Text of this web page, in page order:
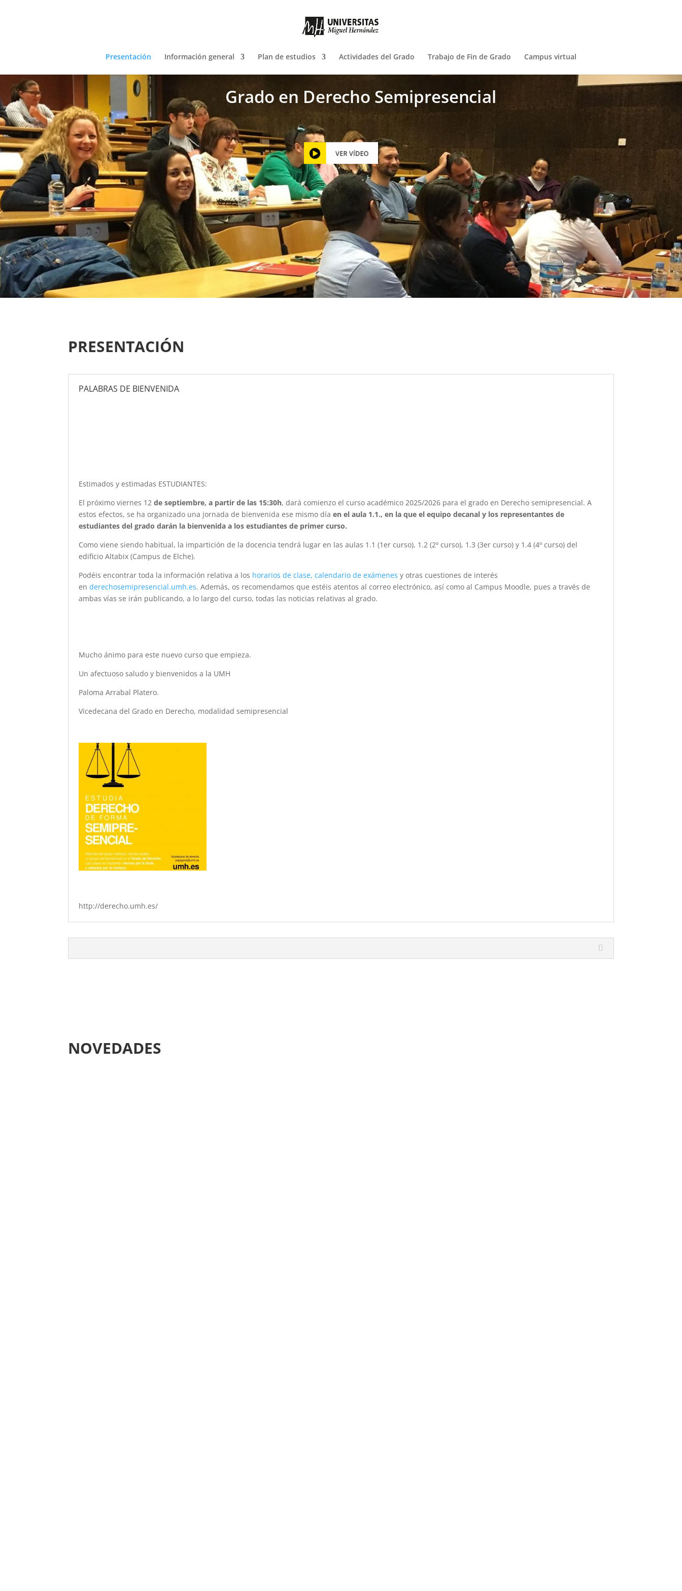
Presentación Información general Plan de estudios Actividades del Grado Trabajo de Fin de Grado Campus virtual
Grado en Derecho Semipresencial
PRESENTACIÓN
PALABRAS DE BIENVENIDA
Estimados y estimadas ESTUDIANTES:
El próximo viernes 12de septiembre, a partir de las 15:30h, dará comienzo el curso académico 2025/2026 para el grado en Derecho semipresencial. A
estos efectos, se ha organizado una jornada de bienvenida ese mismo díaen el aula 1.1., en la que el equipo decanal y los representantes de
estudiantes del grado darán la bienvenida a los estudiantes de primer curso.
Como viene siendo habitual, la impartición de la docencia tendrá lugar en las aulas 1.1 (1er curso), 1.2 (2º curso), 1.3 (3er curso) y 1.4 (4º curso) del
edificio Altabix (Campus de Elche).
Podéis encontrar toda la información relativa a los horarios de clase, calendario de exámenes y otras cuestiones de interés
enderechosemipresencial.umh.es. Además, os recomendamos que estéis atentos al correo electrónico, así como al Campus Moodle, pues a través de
ambas vías se irán publicando, a lo largo del curso, todas las noticias relativas al grado.
Mucho ánimo para este nuevo curso que empieza.
Un afectuoso saludo y bienvenidos a la UMH
Paloma Arrabal Platero.
Vicedecana del Grado en Derecho, modalidad semipresencial
http://derecho.umh.es/
NOVEDADES